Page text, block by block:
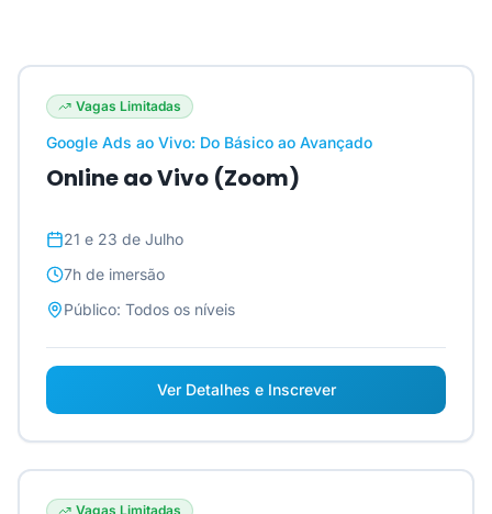
Vagas Limitadas
Google Ads ao Vivo: Do Básico ao Avançado
Online ao Vivo (Zoom)
21 e 23 de Julho
7h de imersão
Público: Todos os níveis
Ver Detalhes e Inscrever
Vagas Limitadas